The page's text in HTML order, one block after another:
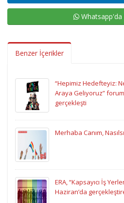
Whatsapp'da
Benzer İçerikler
“Hepimiz Hedefteyiz:
Araya Geliyoruz”
gerçekleşti
Merhaba Canım,
ERA, “Kapsayıcı İş
Haziran’da